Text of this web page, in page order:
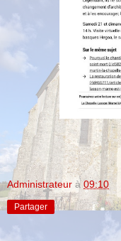
Administrateur à09:10
Partager